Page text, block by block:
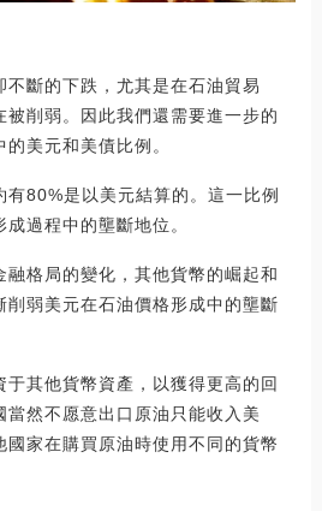
斷的下跌，尤其是在石油貿易
削弱。因此我們還需要進一步的
美元和美債比例。
80%是以美元結算的。這一比例
過程中的壟斷地位。
格局的變化，其他貨幣的崛起和
削弱美元在石油價格形成中的壟斷
于其他貨幣資產，以獲得更高的回
然不愿意出口原油只能收入美
國家在購買原油時使用不同的貨幣